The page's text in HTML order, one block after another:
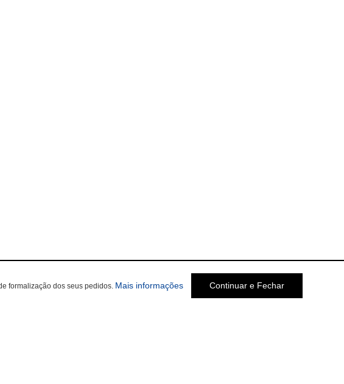
formalização dos seus pedidos. Mais informações Continuar e Fechar